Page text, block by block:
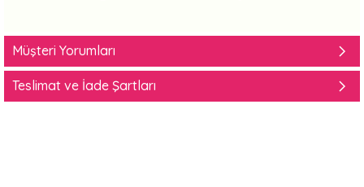
Müşteri Yorumları
Teslimat ve İade Şartları